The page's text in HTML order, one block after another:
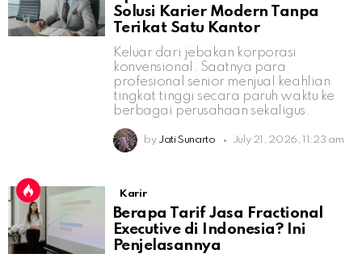
Solusi Karier Modern Tanpa
Terikat Satu Kantor
Keluar dari jebakan korporasi
konvensional. Saatnya para
profesional senior menjual keahlian
tingkat tinggi secara paruh waktu ke
berbagai perusahaan sekaligus.
by Jati Sunarto July 21, 2026, 11:23 am
Karir
Berapa Tarif Jasa Fractional
Executive di Indonesia? Ini
Penjelasannya